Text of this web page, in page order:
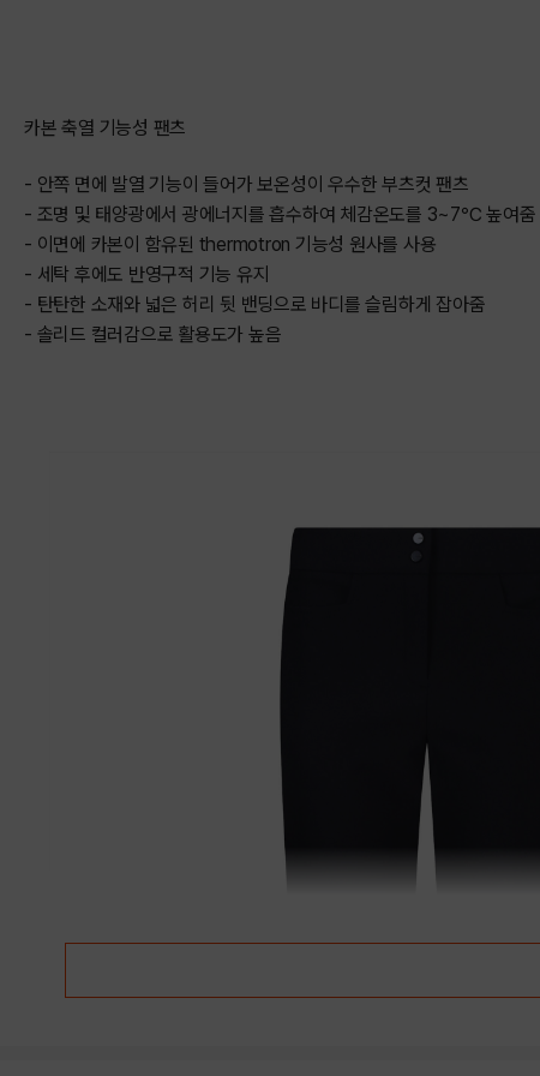
카본 축열 기능성 팬츠
- 안쪽 면에 발열 기능이 들어가 보온성이 우수한 부츠컷 팬츠
- 조명 및 태양광에서 광에너지를 흡수하여 체감온도를 3~7℃ 높여줌
- 이면에 카본이 함유된 thermotron 기능성 원사를 사용
- 세탁 후에도 반영구적 기능 유지
- 탄탄한 소재와 넓은 허리 뒷 밴딩으로 바디를 슬림하게 잡아줌
- 솔리드 컬러감으로 활용도가 높음